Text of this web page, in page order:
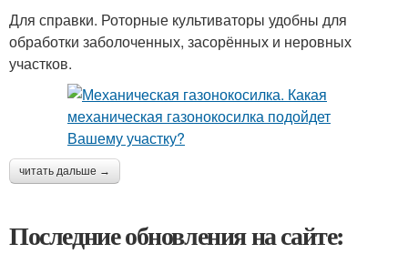
Для справки. Роторные культиваторы удобны для
обработки заболоченных, засорённых и неровных
участков.
читать дальше →
Последние обновления на сайте: